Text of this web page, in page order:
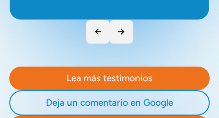
Lea más testimonios
Deja un comentario en Google